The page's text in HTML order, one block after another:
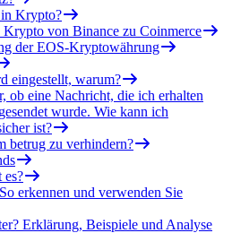
in Krypto?
Krypto von Binance zu Coinmerce
der EOS-Kryptowährung
eingestellt, warum?
ob eine Nachricht, die ich erhalten
wurde. Wie kann ich
ist?
betrug zu verhindern?
erkennen und verwenden Sie
Erklärung, Beispiele und Analyse